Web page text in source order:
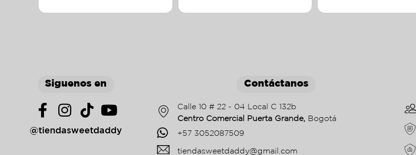
Siguenos en
@tiendasweetdaddy
Contáctanos
Calle 10 # 22 - 04 Local C 132b
Centro Comercial Puerta Grande, Bogotá
+57 3052087509
tiendasweetdaddy@gmail.com